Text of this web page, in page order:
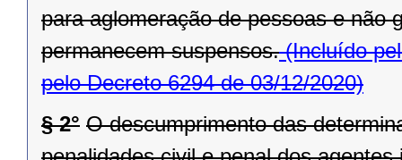
para aglomeração de pessoas e não
permanecem suspensos.(Incluído
pelo Decreto 6294 de 03/12/2020)
§ 2° O descumprimento das